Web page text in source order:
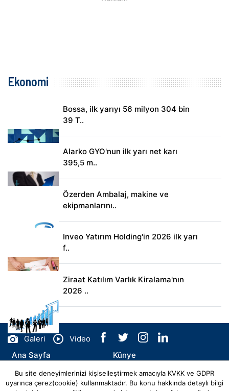
Ekonomi
Bossa, ilk yarıyı 56 milyon 304 bin
39 T..
Alarko GYO'nun ilk yarı net karı
395,5 m..
Özerden Ambalaj, makine ve
ekipmanlarını..
Inveo Yatırım Holding'in 2026 ilk yarı
f..
Ziraat Katılım Varlık Kiralama'nın
2026 ..
Galeri
Video
Ana Sayfa
Künye
İletişim
Bu site deneyimlerinizi kişiselleştirmek amacıyla KVKK ve GDPR
uyarınca çerez(cookie) kullanmaktadır. Bu konu hakkında detaylı bilgi